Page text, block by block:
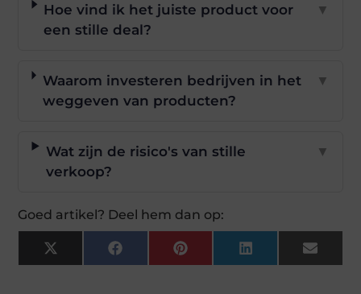
Hoe vind ik het juiste product voor
een stille deal?
▼
Waarom investeren bedrijven in het
weggeven van producten?
▼
Wat zijn de risico's van stille
verkoop?
▼
Goed artikel? Deel hem dan op:
X
(Twitter)
FacebookPinterestLinkedInEmail